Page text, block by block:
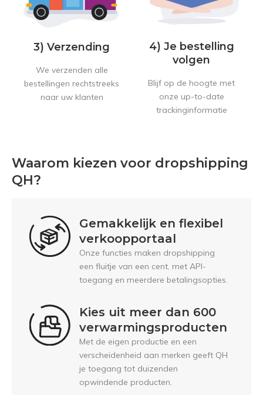
3) Verzending
We verzenden alle
bestellingen rechtstreeks
naar uw klanten
4) Je bestelling
volgen
Blijf op de hoogte met
onze up-to-date
trackinginformatie
Waarom kiezen voor dropshipping
QH?
Gemakkelijk en flexibel
verkoopportaal
Onze functies maken dropshipping
een fluitje van een cent, met API-
toegang en meerdere betalingsopties.
Kies uit meer dan 600
verwarmingsproducten
Met de eigen productie en een
verscheidenheid aan merken geeft QH
je toegang tot duizenden
opwindende producten.